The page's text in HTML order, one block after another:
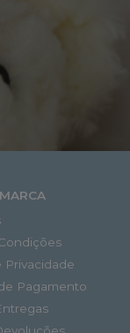
Privacidade
Pagamento